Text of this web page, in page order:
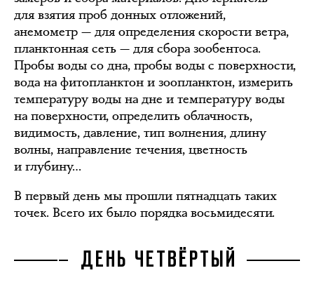
для взятия проб донных отложений,
анемометр — для определения скорости ветра,
планктонная сеть — для сбора зообентоса.
Пробы воды со дна, пробы воды с поверхности,
вода на фитопланктон и зоопланктон, измерить
температуру воды на дне и температуру воды
на поверхности, определить облачность,
видимость, давление, тип волнения, длину
волны, направление течения, цветность
и глубину…
В первый день мы прошли пятнадцать таких
точек. Всего их было порядка восьмидесяти.
ДЕНЬ ЧЕТВЁРТЫЙ